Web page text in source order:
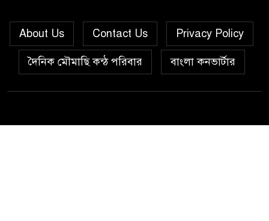
About Us Contact Us Privacy Policy
দৈনিক মৌমাছি কন্ঠ পরিবার বাংলা কনভার্টার